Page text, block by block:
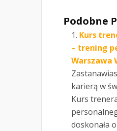
Podobne
Kurs
– trening
Warszawa
karierą w
Kurs
doskonała